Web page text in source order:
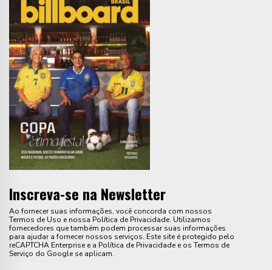
Inscreva-se na Newsletter
Ao fornecer suas informações, você concorda com nossos
Termos de Uso e nossa Política de Privacidade. Utilizamos
fornecedores que também podem processar suas informações
para ajudar a fornecer nossos serviços. Este site é protegido pelo
reCAPTCHA Enterprise e a Política de Privacidade e os Termos de
Serviço do Google se aplicam.